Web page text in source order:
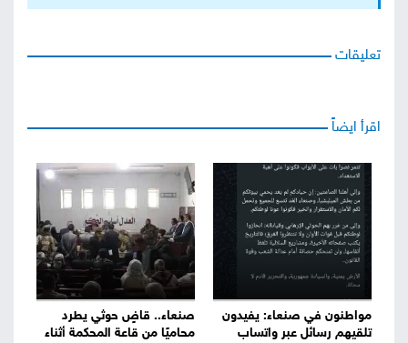
تعليقات
اقرأ ايضاً
مواطنون في صنعاء: يفيدون
تلقيهم رسائل عبر واتساب
صنعاء.. قاضٍ حوثي يطرد
محاميًا من قاعة المحكمة أثناء